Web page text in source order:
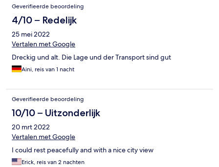
Geverifieerde beoordeling
4/10 – Redelijk
25 mei 2022
Vertalen met Google
Dreckig und alt. Die Lage und der Transport sind gut
Aini, reis van 1 nacht
Geverifieerde beoordeling
10/10 – Uitzonderlijk
20 mrt 2022
Vertalen met Google
I could rest peacefully and with a nice city view
Erick, reis van 2 nachten